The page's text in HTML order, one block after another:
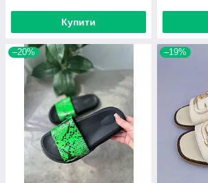
Купити
–20% –19%